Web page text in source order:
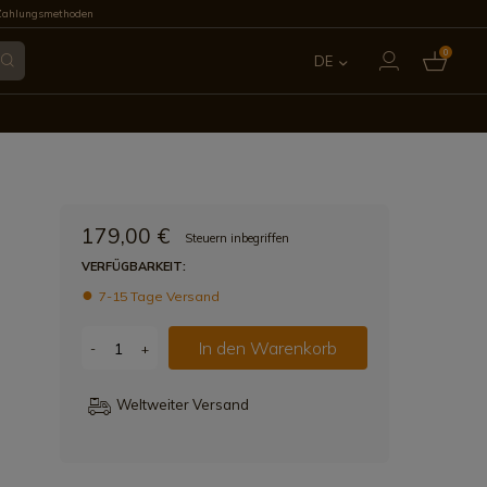
DE 0
179,00 €
Steuern inbegriffen
VERFÜGBARKEIT:
7-15 Tage Versand
- + In den Warenkorb
Weltweiter Versand